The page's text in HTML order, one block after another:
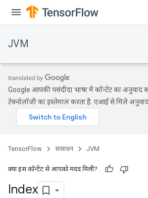
JVM
Google आपकी पसंदीदा भाषा में कॉन्टेंट का
टेक्नोलॉजी का इस्तेमाल करता है. एआई से मिले
TensorFlow संसाधन JVM
क्या इस कॉन्टेंट से आपको मदद मिली?
Index